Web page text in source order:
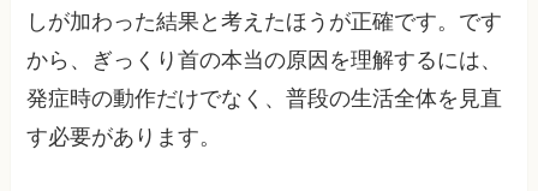
しが加わった結果と考えたほうが正確です。です
から、ぎっくり首の本当の原因を理解するには、
発症時の動作だけでなく、普段の生活全体を見直
す必要があります。